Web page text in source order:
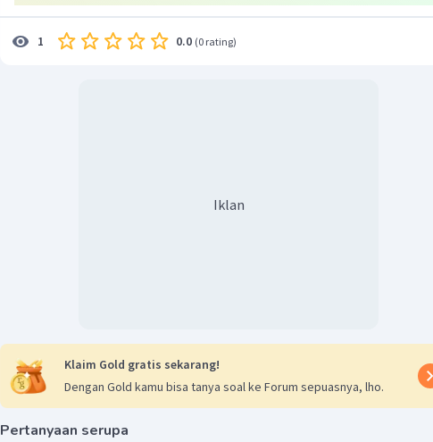
1 0.0 (0 rating)
Iklan
Klaim Gold gratis sekarang!
Dengan Gold kamu bisa tanya soal ke Forum sepuasnya, lho.
Pertanyaan serupa